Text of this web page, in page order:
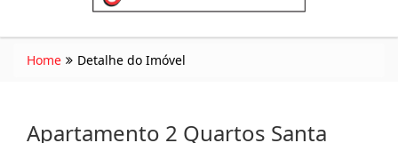
Home Detalhe do Imóvel
Apartamento 2 Quartos Santa